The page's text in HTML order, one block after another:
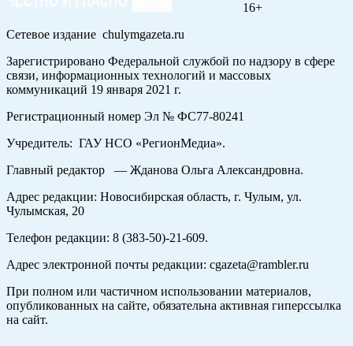
16+
Сетевое издание chulymgazeta.ru
Зарегистрировано Федеральной службой по надзору в сфере
связи, информационных технологий и массовых
коммуникаций 19 января 2021 г.
Регистрационный номер Эл № ФС77-80241
Учредитель: ГАУ НСО «РегионМедиа».
Главный редактор — Жданова Ольга Александровна.
Адрес редакции: Новосибирская область, г. Чулым, ул.
Чулымская, 20
Телефон редакции: 8 (383-50)-21-609.
Адрес электронной почты редакции: cgazeta@rambler.ru
При полном или частичном использовании материалов,
опубликованных на сайте, обязательна активная гиперссылка
на сайт.